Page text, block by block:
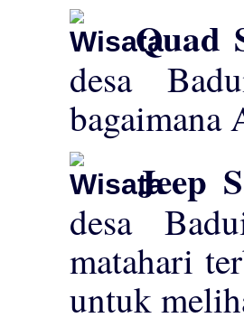
Quad
desa
bagaimana
Jeep
desa
matahari
untuk